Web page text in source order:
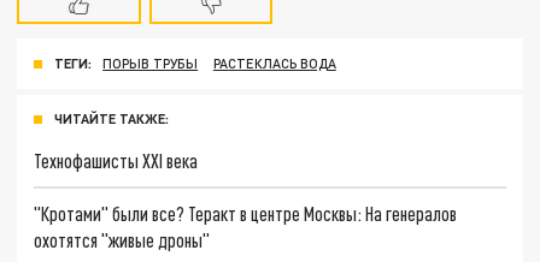
ТЕГИ: ПОРЫВ ТРУБЫ РАСТЕКЛАСЬ ВОДА
ЧИТАЙТЕ ТАКЖЕ:
Технофашисты XXI века
"Кротами" были все? Теракт в центре Москвы: На генералов
охотятся "живые дроны"